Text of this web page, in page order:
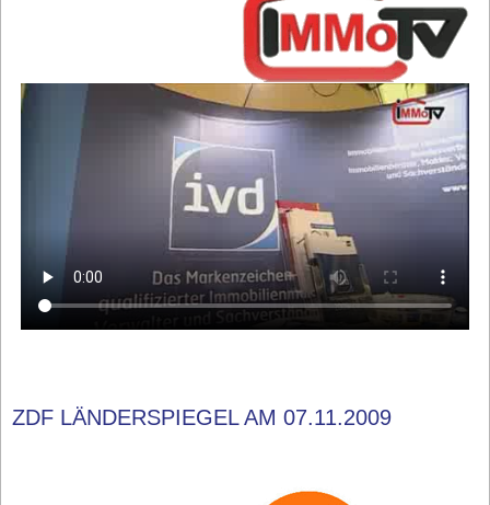
ZDF LÄNDERSPIEGEL AM 07.11.2009